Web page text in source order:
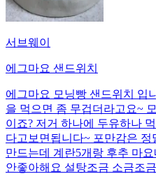
서브웨이
에그마요 샌드위치
에그마요 모닝빵 샌드위치 입
을 먹으면 좀 무겁더라고요~
이죠? 저거 하나에 두유하나
다고보면됩니다~ 포만감은
만드는데 계란5개랑 후추 마
안좋아해요 설탕조금 소금조